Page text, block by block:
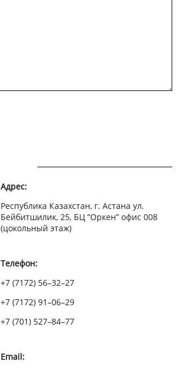
Адрес:
Республика Казахстан, г. Астана ул.
Бейбитшилик, 25, БЦ “Оркен” офис 008
(цокольный этаж)
Телефон:
+7 (7172) 56–32–27
+7 (7172) 91–06–29
+7 (701) 527–84–77
Email: